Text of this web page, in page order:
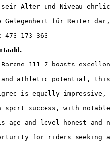
Alter und Niveau
für Reiter dar,
173 363
111 Z boasts
and athletic potential,
is equally
success, with notable
age and level honest
for riders